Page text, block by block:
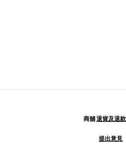
商舖退貨及退
提出意見